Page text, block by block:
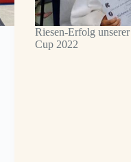
Riesen-Erfolg
Cup 2022